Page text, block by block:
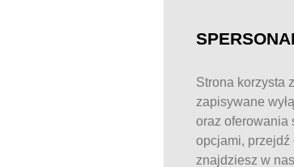
Strona korzysta
zapisywane
oraz oferowania
opcjami, przejdź
znajdziesz w